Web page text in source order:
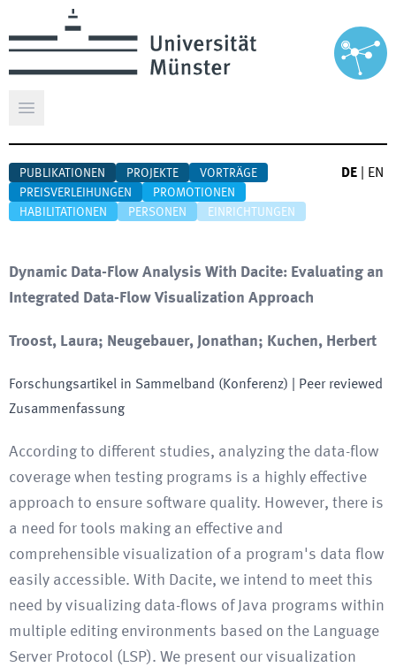
Hauptmenü öffnen
PUBLIKATIONEN PROJEKTE
VORTRÄGE
PREISVERLEIHUNGEN
PROMOTIONEN
HABILITATIONEN
PERSONEN EINRICHTUNGEN
DE EN
Dynamic Data-Flow Analysis With Dacite: Evaluating an
Integrated Data-Flow Visualization Approach
Troost, Laura; Neugebauer, Jonathan; Kuchen, Herbert
Forschungsartikel in Sammelband (Konferenz) | Peer reviewed
Zusammenfassung
According to different studies, analyzing the data-flow
coverage when testing programs is a highly effective
approach to ensure software quality. However, there is
a need for tools making an effective and
comprehensible visualization of a program's data flow
easily accessible. With Dacite, we intend to meet this
need by visualizing data-flows of Java programs within
multiple editing environments based on the Language
Server Protocol (LSP). We present our visualization